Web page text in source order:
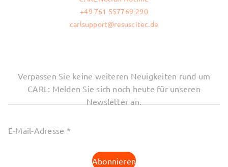
+49 761 557769-290
carlsupport@resuscitec.de
Verpassen Sie keine weiteren Neuigkeiten rund um
CARL: Melden Sie sich noch heute für unseren
Newsletter an.